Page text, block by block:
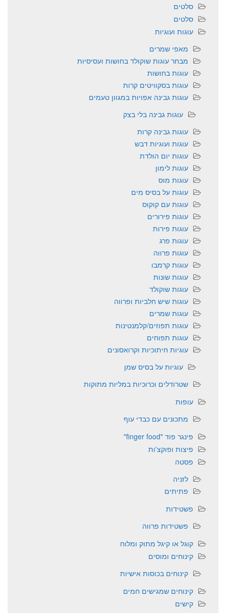
סלטים
סלטים
עוגות ועוגיות
מאפי שמרים
מבחר עוגות שוקולד בחושות ועסיסיות
עוגות בחושות
עוגות בסקוויטים קרות
עוגות גבינה אפויות במגוון טעמים
עוגות גבינה בלי בצק
עוגות גבינה קרות
עוגות ועוגיות דבש
עוגות יום הולדת
עוגות לימון
עוגות מוס
עוגות על בסיס מים
עוגות עם קוקוס
עוגות פירורים
עוגות פירות
עוגות פרג
עוגות פרווה
עוגות קרמבו
עוגות שונות
עוגות שוקולד
עוגות שיש חלביות ופרווה
עוגות שמרים
עוגות תפוזים/קלמנטינות
עוגות תפוחים
עוגיות חיתוכיות וקרואסונים
עוגיות על בסיס שמן
שטרודלים וכרוכיות במליות מתוקות
עופות
מתכונים עם כבדי עוף
פינגר פוד "finger food"
פיצות ופוקצ'ות
פסטה
לזניה
פתיתים
פשטידות
פשטידות פרווה
קוגל או קיגל מתוק ומלוח
קינוחים ומוסים
קינוחים בכוסות אישיות
קינוחים שמגישים חמים
קישים